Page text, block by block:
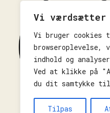
Vi
Vi bruger
browseroplevelse,
indhold og
Ved at klikke på
du dit samtykke
Tilpas